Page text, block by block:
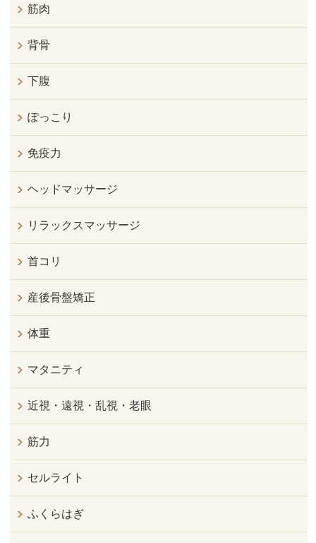
筋肉
背骨
下腹
ぽっこり
免疫力
ヘッドマッサージ
リラックスマッサージ
首コリ
産後骨盤矯正
体重
マタニティ
近視・遠視・乱視・老眼
筋力
セルライト
ふくらはぎ